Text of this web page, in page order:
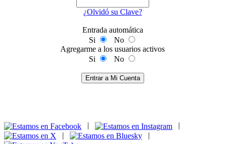
¿Olvidó su Clave?
Entrada automática
Si
No
Agregarme a los usuarios activos
Si
No
Entrar a Mi Cuenta
|
|
|
|